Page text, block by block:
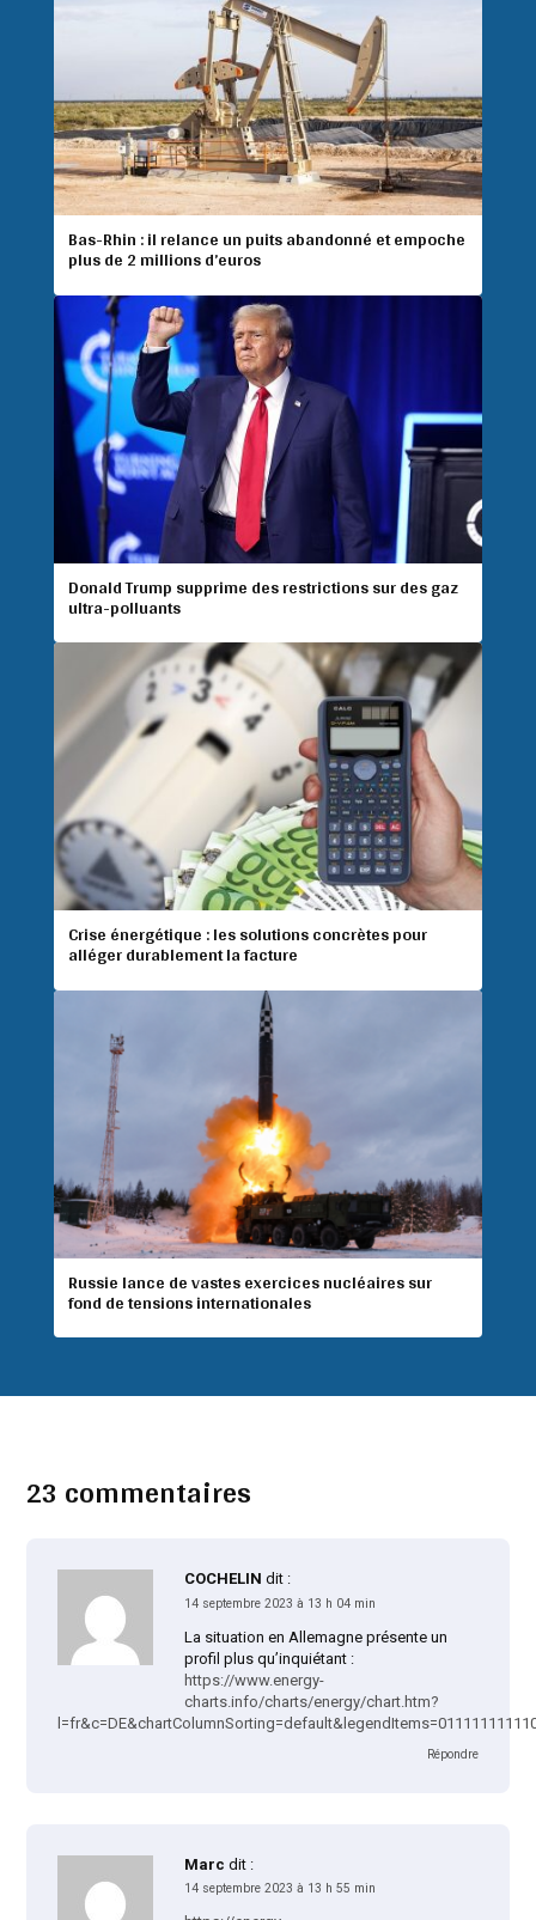
Bas-Rhin : il relance un puits abandonné et empoche
plus de 2 millions d’euros
Donald Trump supprime des restrictions sur des gaz
ultra-polluants
Crise énergétique : les solutions concrètes pour
alléger durablement la facture
Russie lance de vastes exercices nucléaires sur
fond de tensions internationales
23 commentaires
COCHELIN dit :
14 septembre 2023 à 13 h 04 min
La situation en Allemagne présente un
profil plus qu’inquiétant :
https://www.energy-
charts.info/charts/energy/chart.htm?
Répondre
Marc dit :
14 septembre 2023 à 13 h 55 min